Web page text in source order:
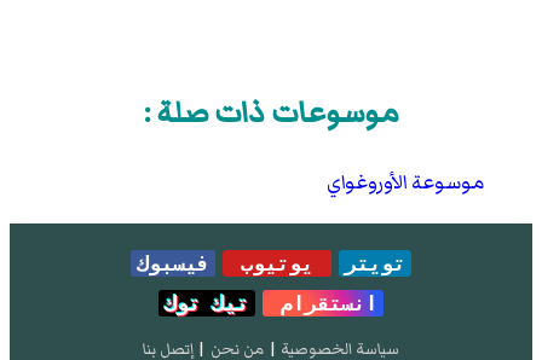
موسوعات ذات صلة :
موسوعة الأوروغواي
تويتر يوتيوب
فيسبوك
انستقرام
تيك توك
سياسة الخصوصية | من نحن | إتصل بنا